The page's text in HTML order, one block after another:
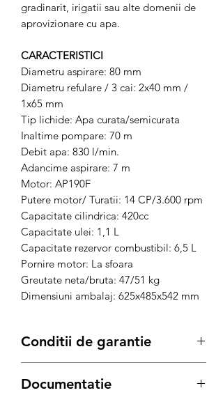
gradinarit, irigatii sau alte domenii de
aprovizionare cu apa.
CARACTERISTICI
Diametru aspirare: 80 mm
Diametru refulare / 3 cai: 2x40 mm /
1x65 mm
Tip lichide: Apa curata/semicurata
Inaltime pompare: 70 m
Debit apa: 830 l/min.
Adancime aspirare: 7 m
Motor: AP190F
Putere motor/ Turatii: 14 CP/3.600 rpm
Capacitate cilindrica: 420cc
Capacitate ulei: 1,1 L
Capacitate rezervor combustibil: 6,5 L
Pornire motor: La sfoara
Greutate neta/bruta: 47/51 kg
Dimensiuni ambalaj: 625x485x542 mm
Conditii de garantie
Bisonte, este conform legii de:
Documentatie